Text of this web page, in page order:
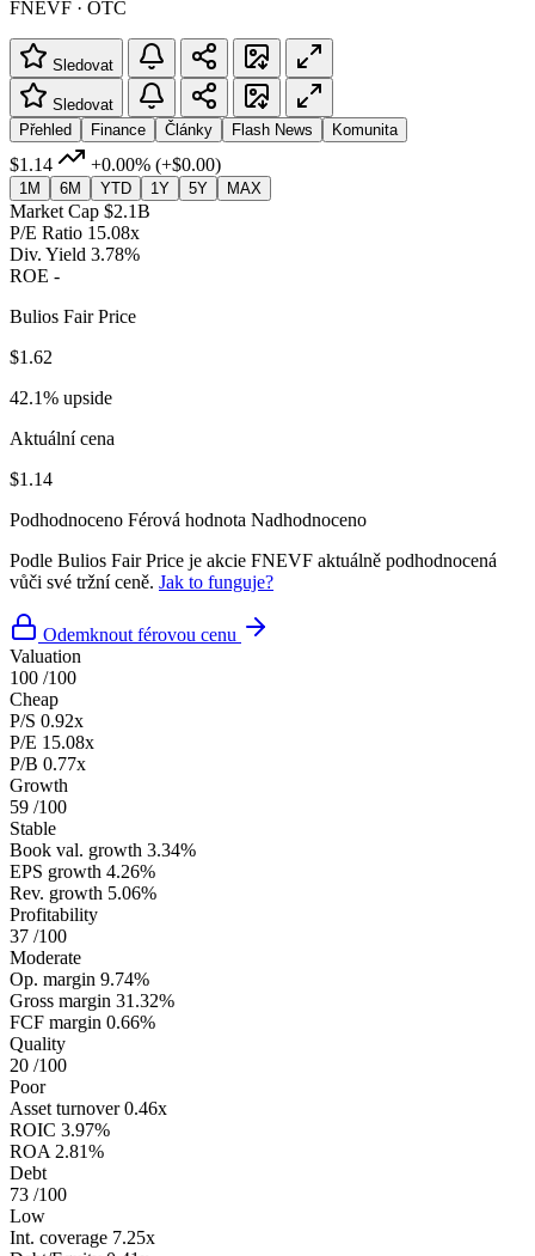
FNEVF · OTC
Sledovat
Sledovat
Přehled
Finance Články Flash News Komunita
$1.14 +0.00% (+$0.00)
1M 6M YTD 1Y 5Y MAX
Market Cap $2.1B
P/E Ratio 15.08x
Div. Yield 3.78%
ROE -
Bulios Fair Price
$1.62
42.1% upside
Aktuální cena
$1.14
Podhodnoceno Férová hodnota Nadhodnoceno
Podle Bulios Fair Price je akcie FNEVF aktuálně podhodnocená
vůči své tržní ceně. Jak to funguje?
Odemknout férovou cenu
Valuation
100 /100
Cheap
P/S 0.92x
P/E 15.08x
P/B 0.77x
Growth
59 /100
Stable
Book val. growth 3.34%
EPS growth 4.26%
Rev. growth 5.06%
Profitability
37 /100
Moderate
Op. margin 9.74%
Gross margin 31.32%
FCF margin 0.66%
Quality
20 /100
Poor
Asset turnover 0.46x
ROIC 3.97%
ROA 2.81%
Debt
73 /100
Low
Int. coverage 7.25x